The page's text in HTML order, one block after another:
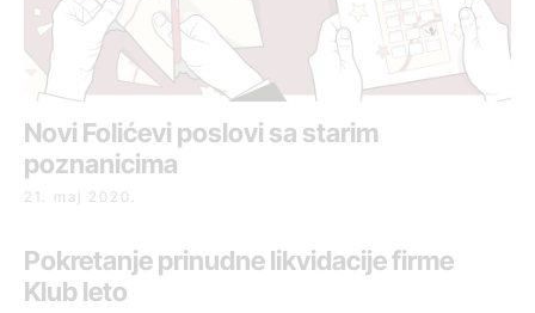
Novi Folićevi poslovi sa starim
poznanicima
21. maj 2020.
Pokretanje prinudne likvidacije firme
Klub leto